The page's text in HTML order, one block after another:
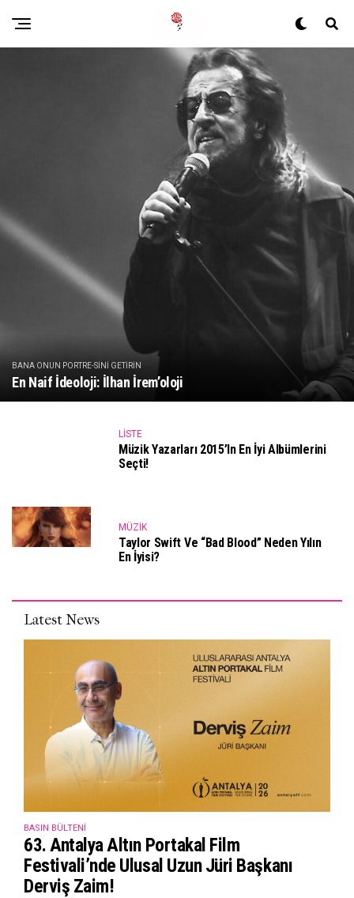
BANA ONUN PORTRE-SINI GETIRIN
En Naif İdeoloji: İlhan İrem’oloji
LISTE
Müzik Yazarları 2015’in En İyi Albümlerini
Seçti!
MÜZIK
Taylor Swift Ve “Bad Blood” Neden Yılın
En İyisi?
Latest News
BASIN BÜLTENI
63. Antalya Altın Portakal Film
Festivali’nde Ulusal Uzun Jüri Başkanı
Derviş Zaim!